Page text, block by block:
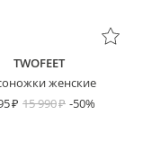
TWOFEET
женские
15 990 -50%